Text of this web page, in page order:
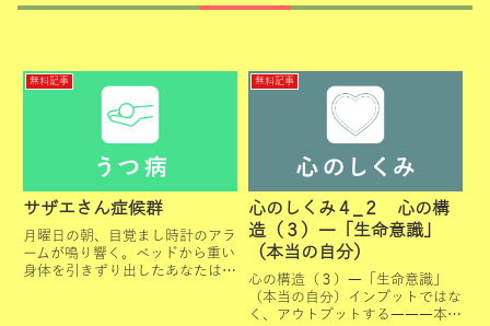
無料記事
サザエさん症候群
月曜日の朝、目覚まし時計のアラ
ームが鳴り響く。ベッドから重い
身体を引きずり出したあなたは、
無料記事
心のしくみ４_２ 心の構
造（３）―「生命意識」
（本当の自分）
心の構造（３）―「生命意識」
（本当の自分）インプットではな
く、アウトプットする―――本当